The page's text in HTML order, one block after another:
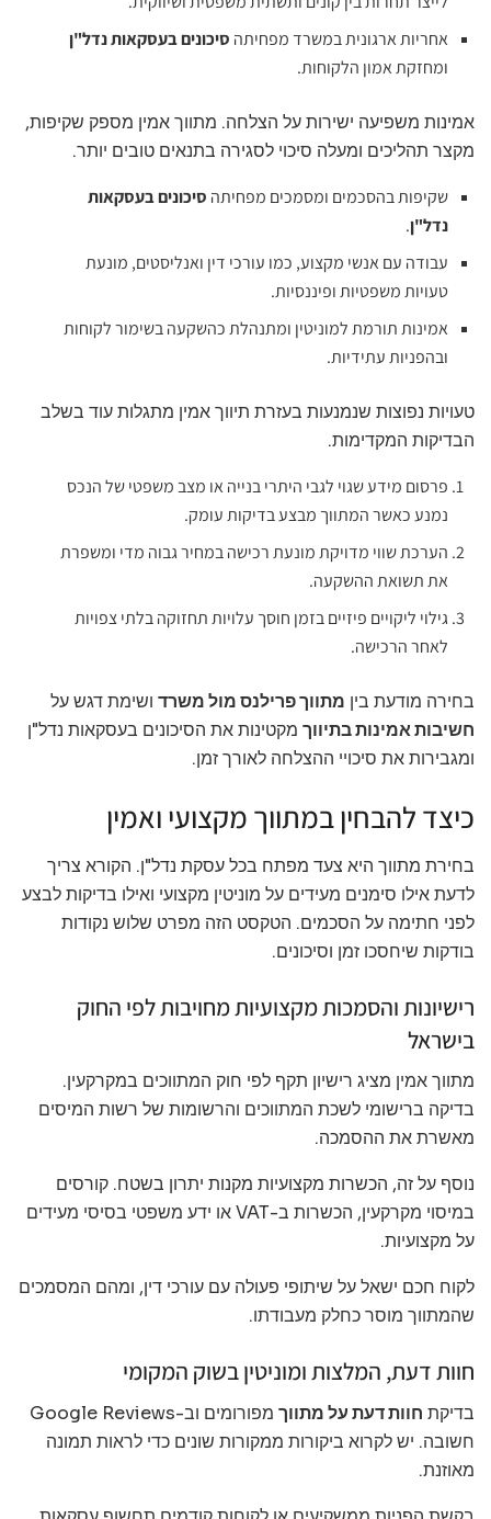
אחריות ארגונית במשרד מפחיתה סיכונים בעסקאות נדל"ן
ומחזקת אמון הלקוחות.
אמינות משפיעה ישירות על הצלחה. מתווך אמין מספק שקיפות,
מקצר תהליכים ומעלה סיכוי לסגירה בתנאים טובים יותר.
שקיפות בהסכמים ומסמכים מפחיתה סיכונים בעסקאות
נדל"ן.
עבודה עם אנשי מקצוע, כמו עורכי דין ואנליסטים, מונעת
טעויות משפטיות ופיננסיות.
אמינות תורמת למוניטין ומתנהלת כהשקעה בשימור לקוחות
ובהפניות עתידיות.
טעויות נפוצות שנמנעות בעזרת תיווך אמין מתגלות עוד בשלב
הבדיקות המקדימות.
פרסום מידע שגוי לגבי היתרי בנייה או מצב משפטי של הנכס
נמנע כאשר המתווך מבצע בדיקות עומק.
הערכת שווי מדויקת מונעת רכישה במחיר גבוה מדי ומשפרת
את תשואת ההשקעה.
גילוי ליקויים פיזיים בזמן חוסך עלויות תחזוקה בלתי צפויות
לאחר הרכישה.
בחירה מודעת בין מתווך פרילנס מול משרד ושימת דגש על
חשיבות אמינות בתיווך מקטינות את הסיכונים בעסקאות נדל"ן
ומגבירות את סיכויי ההצלחה לאורך זמן.
כיצד להבחין במתווך מקצועי ואמין
בחירת מתווך היא צעד מפתח בכל עסקת נדל"ן. הקורא צריך
לדעת אילו סימנים מעידים על מוניטין מקצועי ואילו בדיקות לבצע
לפני חתימה על הסכמים. הטקסט הזה מפרט שלוש נקודות
בודקות שיחסכו זמן וסיכונים.
רישיונות והסמכות מקצועיות מחויבות לפי החוק
בישראל
מתווך אמין מציג רישיון תקף לפי חוק המתווכים במקרקעין.
בדיקה ברישומי לשכת המתווכים והרשומות של רשות המיסים
מאשרת את ההסמכה.
נוסף על זה, הכשרות מקצועיות מקנות יתרון בשטח. קורסים
במיסוי מקרקעין, הכשרות ב-VAT או ידע משפטי בסיסי מעידים
על מקצועיות.
לקוח חכם ישאל על שיתופי פעולה עם עורכי דין, ומהם המסמכים
שהמתווך מוסר כחלק מעבודתו.
חוות דעת, המלצות ומוניטין בשוק המקומי
בדיקת חוות דעת על מתווך
מפורומים וב-Google Reviews
חשובה. יש לקרוא ביקורות ממקורות שונים כדי לראות תמונה
מאוזנת.